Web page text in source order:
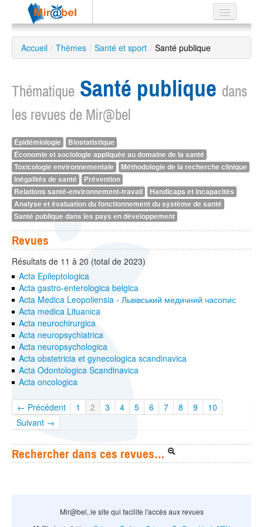
Le réseau
Soutien
Recherche
avancée
EN
ES
?
Accueil / Thèmes / Santé et sport / Santé publique
Thématique Santé publique dans
les revues de Mir@bel
Épidémiologie
Biostatistique
Économie et sociologie appliquée au domaine de la santé
Toxicologie environnementale
Méthodologie de la recherche clinique
Inégalités de santé
Prévention
Relations santé-environnement-travail
Handicaps et incapacités
Analyse et évaluation du fonctionnement du système de santé
Santé publique dans les pays en développement
Revues
Résultats de 11 à 20 (total de 2023)
Acta Epileptologica
Acta gastro-enterologica belgica
Acta Medica Leopoliensia - Львівський медичний часопис
Acta medica Lituanica
Acta neurochirurgica
Acta neuropsychiatrica
Acta neuropsychologica
Acta obstetricia et gynecologica scandinavica
Acta Odontologica Scandinavica
Acta oncologica
← Précédent 1 2 3 4 5 6 7 8 9
10
Suivant →
Rechercher dans ces revues…
Mir@bel, le site qui facilite l'accès aux revues